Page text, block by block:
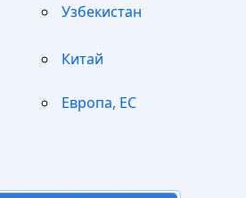
Узбекистан
Китай
Европа, ЕС